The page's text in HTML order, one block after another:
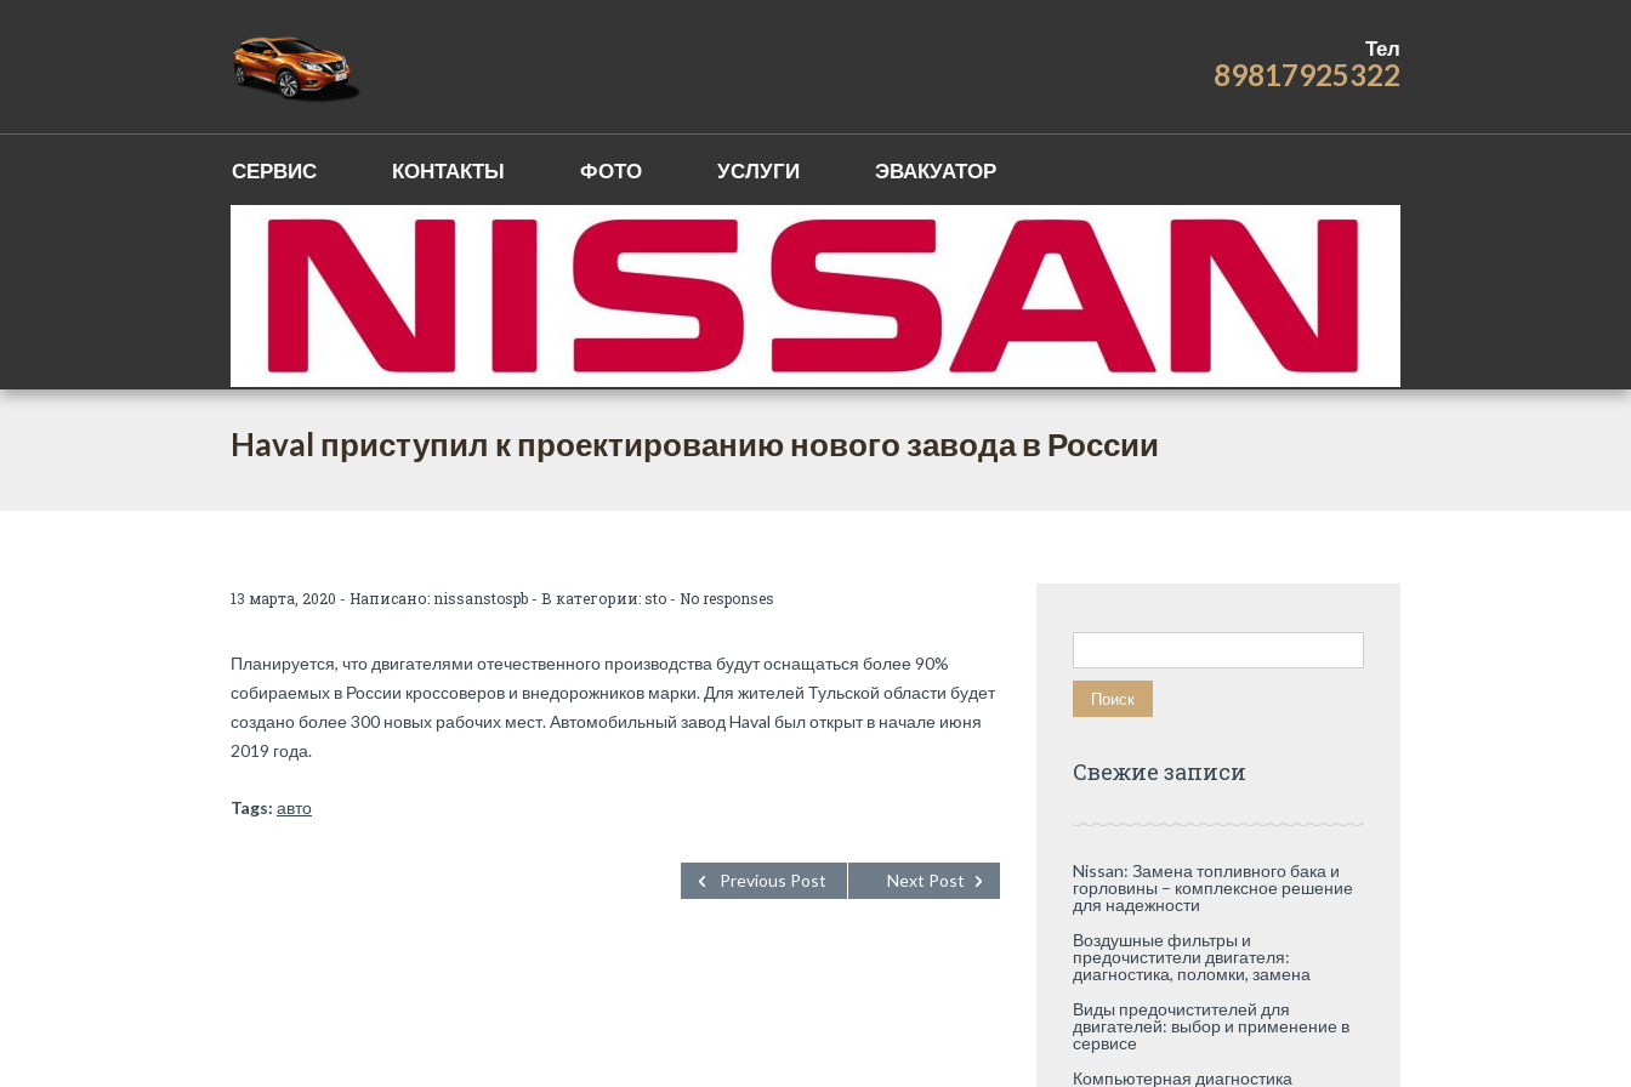
Тел
89817925322
СЕРВИС КОНТАКТЫ ФОТО УСЛУГИ ЭВАКУАТОР
Haval приступил к проектированию нового завода в России
13 марта, 2020 - Написано: nissanstospb - В категории:sto - No responses
Планируется, что двигателями отечественного производства будут оснащаться более 90%
собираемых в России кроссоверов и внедорожников марки. Для жителей Тульской области будет
создано более 300 новых рабочих мест. Автомобильный завод Haval был открыт в начале июня
2019 года.
Tags: авто
Next Post
Previous Post
Найти:
Свежие записи
Nissan: Замена топливного бака и
горловины – комплексное решение
для надежности
Воздушные фильтры и
предочистители двигателя:
диагностика, поломки, замена
Виды предочистителей для
двигателей: выбор и применение в
сервисе
Компьютерная диагностика